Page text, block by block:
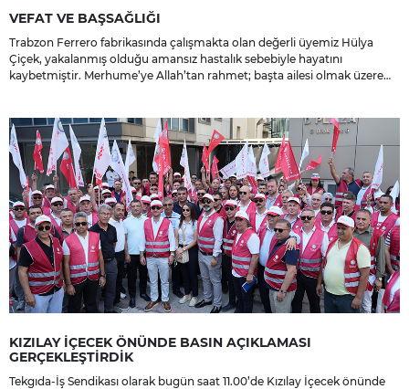
VEFAT VE BAŞSAĞLIĞI
Trabzon Ferrero fabrikasında çalışmakta olan değerli üyemiz Hülya
Çiçek, yakalanmış olduğu amansız hastalık sebebiyle hayatını
kaybetmiştir. Merhume’ye Allah’tan rahmet; başta ailesi olmak üzere
KIZILAY İÇECEK ÖNÜNDE BASIN AÇIKLAMASI
GERÇEKLEŞTİRDİK
Tekgıda-İş Sendikası olarak bugün saat 11.00’de Kızılay İçecek önünde